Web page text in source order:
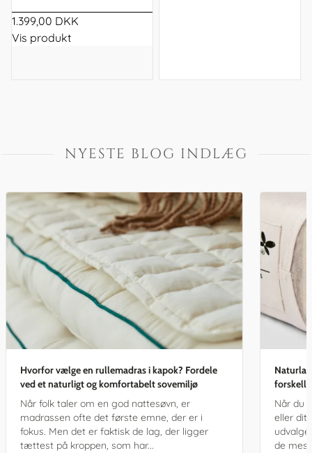
1.399,00 DKK
Vis produkt
NYESTE BLOG INDLÆG
Hvorfor vælge en rullemadras i kapok? Fordele
ved et naturligt og komfortabelt sovemiljø
Når folk taler om en god nattesøvn, er
madrassen ofte det første emne, der er i
fokus. Men det er faktisk de lag, der ligger
tættest på kroppen, som har...
Når du
eller dit
de